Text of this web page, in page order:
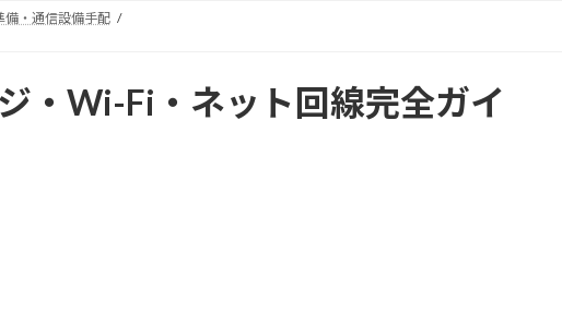
備・通信設備手配
・Wi-Fi・ネット回線完全ガイ